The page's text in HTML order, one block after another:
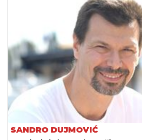
SANDRO DUJMOVIĆ